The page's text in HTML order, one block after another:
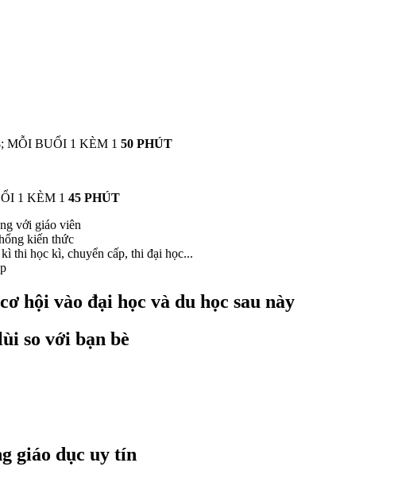
; MỖI BUỔI 1 KÈM 1 50 PHÚT
1 KÈM 1 45 PHÚT
với giáo viên
kiến thức
thi học kì, chuyển cấp, thi đại học...
hội vào đại học và du học sau này
so với bạn bè
giáo dục uy tín